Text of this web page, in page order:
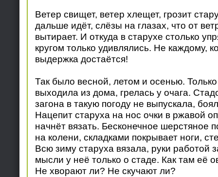
Ветер свищет, ветер хлещет, грозит
дальше идёт, слёзы на глазах, что от
вытирает. И откуда в старухе столько
кругом только удивлялись. Не каждому,
выдержка достаётся!
Так было весной, летом и осенью.
выходила из дома, грелась у очага.
загона в такую погоду не выпускала,
Нацепит старуха на нос очки в ржавой
начнёт вязать. Бесконечное шерстяное
на колени, складками покрывает ноги,
Всю зиму старуха вязала, руки работой
мысли у неё только о стаде. Как там её
Не хворают ли? Не скучают ли?